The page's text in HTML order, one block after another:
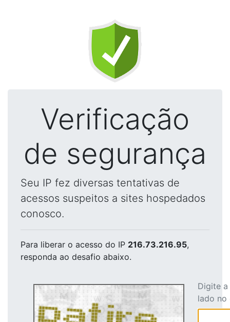
Verificação
de segurança
Seu IP fez diversas tentativas de
acessos suspeitos a sites hospedados
conosco.
Para liberar o acesso do IP 216.73.216.95,
responda ao desafio abaixo.
Digite
lado no